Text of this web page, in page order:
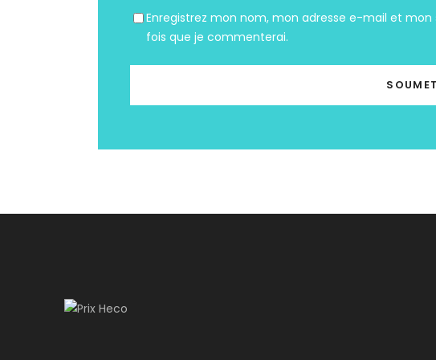
Enregistrez mon nom, mon adresse e-mail et
fois que je commenterai.